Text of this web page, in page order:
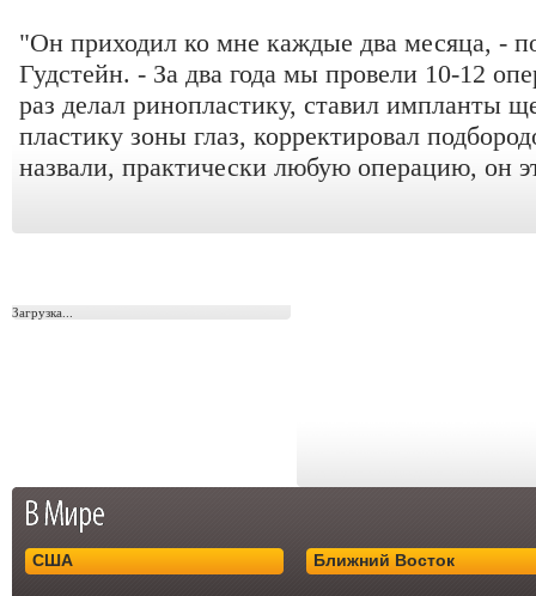
"Он приходил ко мне каждые два месяца, -
Гудстейн. - За два года мы провели 10-12
раз делал ринопластику, ставил импланты
пластику зоны глаз, корректировал
назвали, практически любую операцию, он
Загрузка...
США Ближний Восток